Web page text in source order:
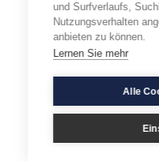
und Surfverlaufs,
Nutzungsverhalten
anbieten zu können.
Lernen Sie mehr
Alle